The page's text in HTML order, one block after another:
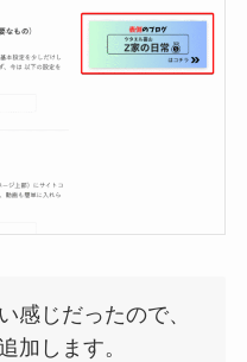
感じだったので、
加します。